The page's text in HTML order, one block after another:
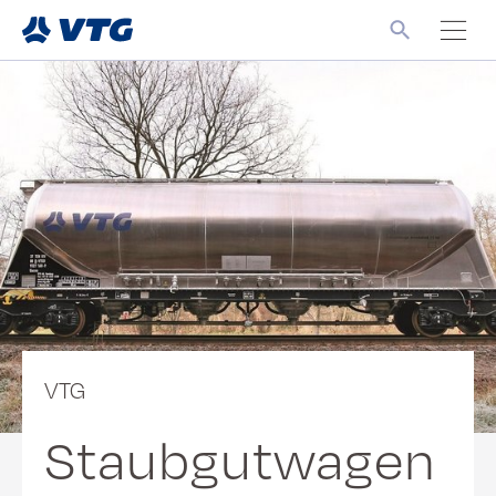
VTG
Staubgutwagen